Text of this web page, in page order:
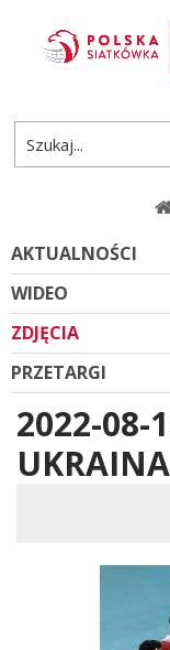
AKTUALNOŚCI
WIDEO
ZDJĘCIA
PRZETARGI
2022-08-